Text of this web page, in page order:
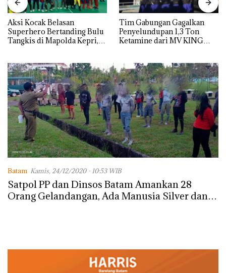
Aksi Kocak Belasan
Superhero Bertanding Bulu
Tangkis di Mapolda Kepri,
Tim Gabungan Gagalkan
Penyelundupan 1,3 Ton
Ketamine dari MV KING
Batam Kamis, 24/12/2020 - 10:53 WIB
Satpol PP dan Dinsos Batam Amankan 28
Orang Gelandangan, Ada Manusia Silver dan